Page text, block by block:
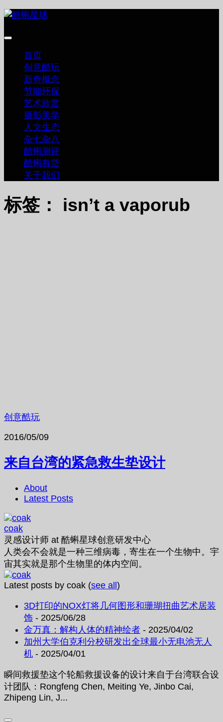
跳
内
首页
创意酷玩
新奇概念
节能环保
艺术欣赏
摄影美学
人文生态
杂七杂八
酷蝌测评
酷蝌有货
关于我们
标签： isn’t a vaporub
创意酷玩
2016/05/09
来自台湾的紧急救生垫设计
About
Latest Posts
coak
灵感设计师 at 酷蝌星球创意研发中心
人类会不会就是一种三维病毒，寄生在一个生物中。宇
宙其实就是那个生物里的体内空间。
Latest posts by coak (see all)
3D打印的NOX灯将几何图形和珊瑚扭曲艺术居装
饰 - 2025/06/28
金万真：解构人体的精神绘者 - 2025/04/02
加州大学伯克利分校研发出全球最小无电池无人
机 - 2025/04/01
瞬间救援垫这个轮船救援设备的设计来自于台湾联合设
计团队：Rongfeng Chen, Meiting Ye, Jinbo Cai,
Zhipeng Lin, J...